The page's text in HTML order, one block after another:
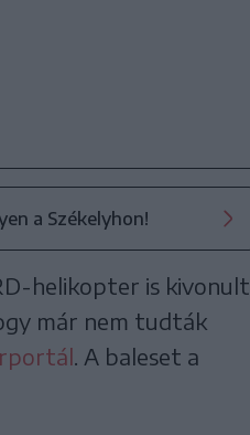
a Székelyhon!
helikopter is kivonult,
már nem tudták
. A baleset a